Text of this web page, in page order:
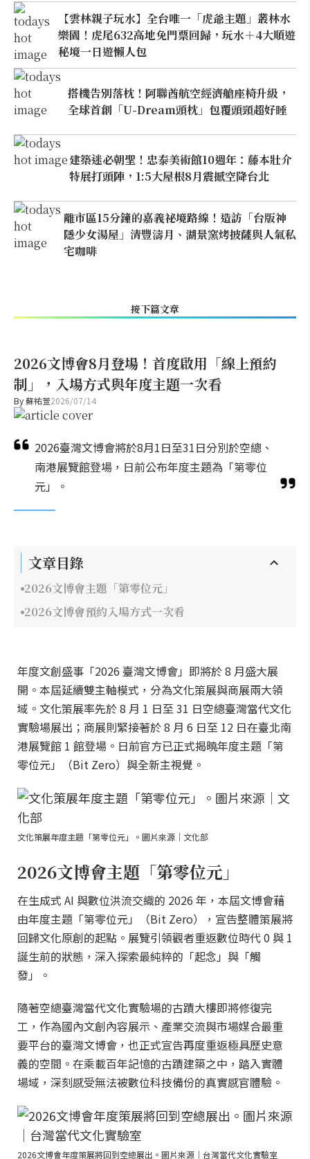
【雲林親子玩水】全台唯一「虎爺主題」叢林水
樂園！虎尾632高地免門票回歸，玩水＋4大順遊
秘境一日遊懶人包
搭機告別落枕！阿聯酋航空經濟艙座椅升級，
全球首創「U-Dream頭枕」包覆頭頸超好睡
建築迷必朝聖！忠泰美術館10週年：藤本壯介
特展打頭陣，1:5大屋根8月震撼空降台北
離市區15分鐘的嘉義祕境路線！造訪「台版神
隱少女湯屋」清豐濤月、湖景窯烤披薩與人氣私
宅咖啡
接下篇文章
2026文博會8月登場！首度啟用「線上預約
制」，入場方式與年度主題一次看
By蘇祐萱2026/07/14
2026臺灣文博會將於8月1日至31日分別於空總、
南港展覽館登場，日前公布年度主題為「第零位
元」。
文章目錄
2026文博會主題「第零位元」
2026文博會預約入場方式一次看
年度文創盛事「2026 臺灣文博會」即將於 8 月盛大展
開。本屆延續雙主軸模式，分為文化策展與商展兩大領
域。文化策展率先於 8 月 1 日至 31 日空總臺灣當代文化
實驗場展出；商展則緊接著於 8 月 6 日至 12 日在臺北南
港展覽館 1 館登場。日前官方已正式揭曉年度主題「第
零位元」（Bit Zero）與全新主視覺。
文化策展年度主題「第零位元」。圖片來源｜文化部
2026文博會主題「第零位元」
在生成式 AI 與數位洪流交織的 2026 年，本屆文博會藉
由年度主題「第零位元」（Bit Zero），宣告整體策展將
回歸文化原創的起點。展覽引領觀者重返數位時代 0 與 1
誕生前的狀態，深入探索最純粹的「起念」與「觸
發」。
隨著空總臺灣當代文化實驗場的古蹟大樓即將修復完
工，作為國內文創內容展示、產業交流與市場媒合最重
要平台的臺灣文博會，也正式宣告再度重返極具歷史意
義的空間。在乘載百年記憶的古蹟建築之中，踏入實體
場域，深刻感受無法被數位科技備份的真實感官體驗。
2026文博會年度策展將回到空總展出。圖片來源｜台灣當代文化實驗室